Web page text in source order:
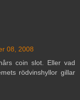
08, 2008
coin slot. Eller vad
rödvinshyllor gillar